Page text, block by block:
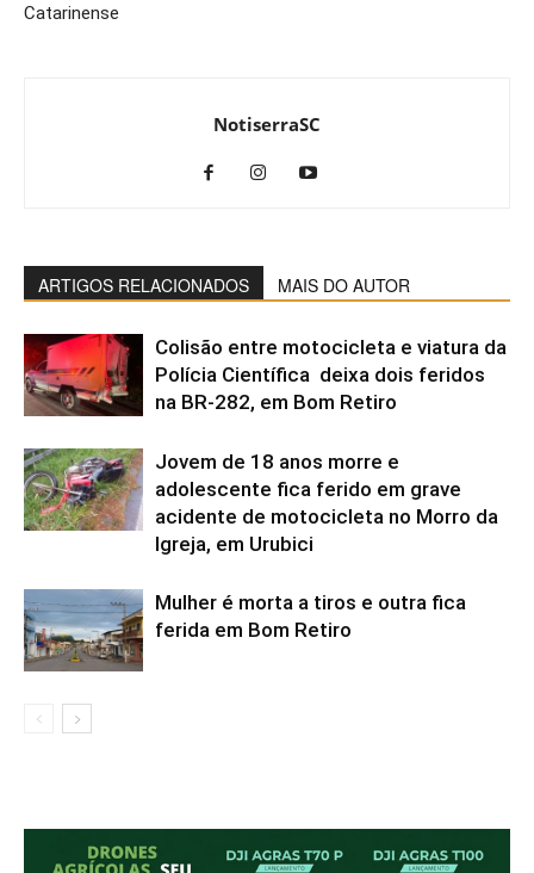
Catarinense
NotiserraSC
ARTIGOS RELACIONADOS MAIS DO AUTOR
Colisão entre motocicleta e viatura da
Polícia Científica deixa dois feridos
na BR-282, em Bom Retiro
Jovem de 18 anos morre e
adolescente fica ferido em grave
acidente de motocicleta no Morro da
Igreja, em Urubici
Mulher é morta a tiros e outra fica
ferida em Bom Retiro